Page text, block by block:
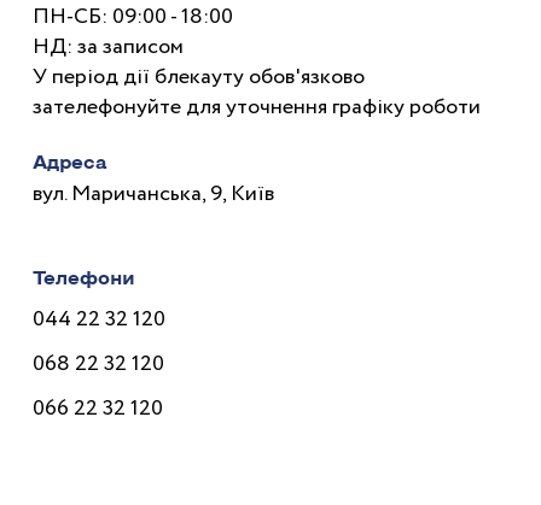
ПН-СБ: 09:00 - 18:00
НД: за записом
У період дії блекауту обов'язково
зателефонуйте для уточнення графіку роботи
Адреса
вул. Маричанська, 9, Київ
Телефони
044 22 32 120
068 22 32 120
066 22 32 120